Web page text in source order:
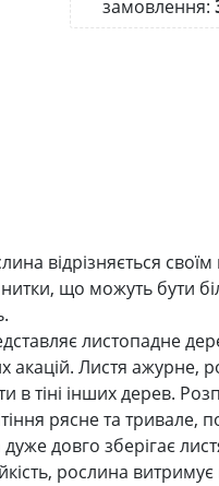
замовлення:
відрізняється
нитки, що можуть
листопадне
Листя ажурне,
тіні інших дерев.
рясне та тривале,
довго зберігає
рослина